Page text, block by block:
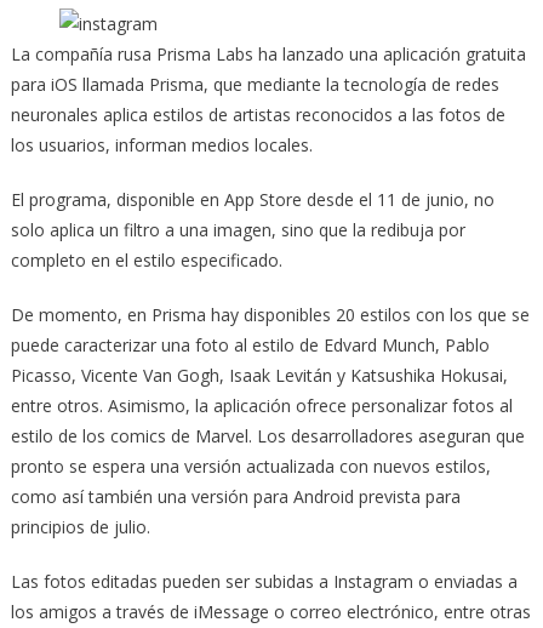
La compañía rusa Prisma Labs ha lanzado una aplicación gratuita
para iOS llamada Prisma, que mediante la tecnología de redes
neuronales aplica estilos de artistas reconocidos a las fotos de
los usuarios, informan medios locales.
El programa, disponible en App Store desde el 11 de junio, no
solo aplica un filtro a una imagen, sino que la redibuja por
completo en el estilo especificado.
De momento, en Prisma hay disponibles 20 estilos con los que se
puede caracterizar una foto al estilo de Edvard Munch, Pablo
Picasso, Vicente Van Gogh, Isaak Levitán y Katsushika Hokusai,
entre otros. Asimismo, la aplicación ofrece personalizar fotos al
estilo de los comics de Marvel. Los desarrolladores aseguran que
pronto se espera una versión actualizada con nuevos estilos,
como así también una versión para Android prevista para
principios de julio.
Las fotos editadas pueden ser subidas a Instagram o enviadas a
los amigos a través de iMessage o correo electrónico, entre otras